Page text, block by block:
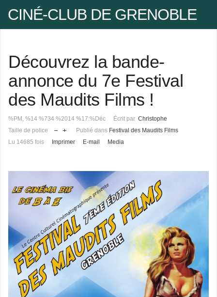
CINÉ-CLUB DE GRENOBLE
Découvrez la bande-
annonce du 7e Festival
des Maudits Films !
%PM, %14 %734 %2014 %17:%Déc Écrit par Christophe
Taille de police
Publié dans Festival des Maudits Films
Lu 14685 fois
Imprimer E-mail Media
Pseudo
Mot de passe
Se rappeler de moi
Mot de passe oublié ?
Pseudo oublié ?